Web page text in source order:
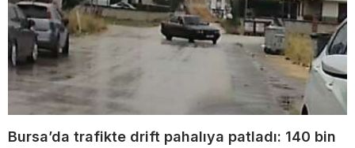
Bursa’da trafikte drift pahalıya patladı: 140 bin